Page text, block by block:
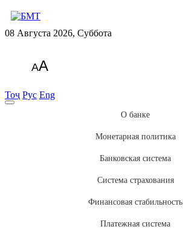
08 Августа 2026, Суббота
AA
Тоҷ Рус Eng
О банке
Монетарная политика
Банковская система
Система страхования
Финансовая стабильность
Платежная система